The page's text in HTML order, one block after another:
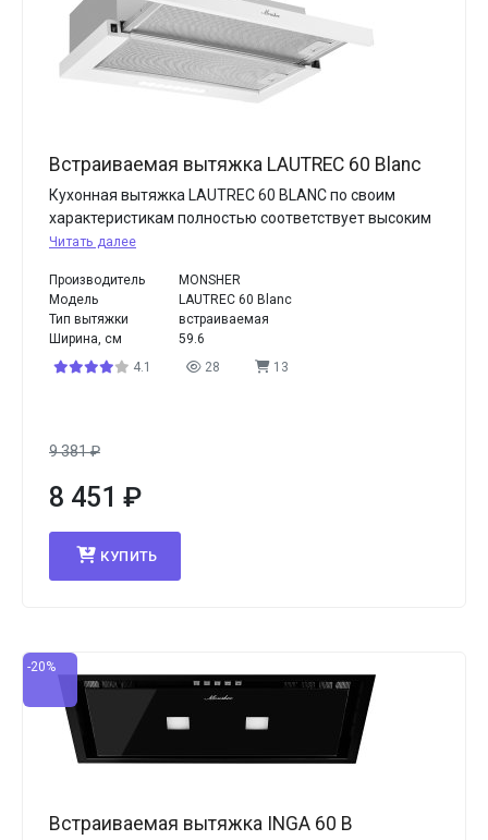
Встраиваемая вытяжка LAUTREC 60 Blanc
Кухонная вытяжка LAUTREC 60 BLANC по своим
характеристикам полностью соответствует высоким
Читать далее
Производитель
MONSHER
Модель
LAUTREC 60 Blanc
Тип вытяжки
встраиваемая
Ширина, см
59.6
4.1
28 13
9 381₽
8 451 ₽
КУПИТЬ
-20%
Встраиваемая вытяжка INGA 60 B